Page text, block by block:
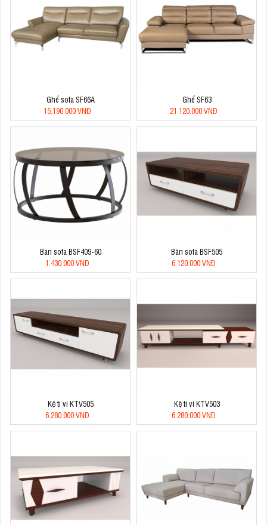
Ghế sofa SF66A
15.190.000 VNĐ
Ghế SF63
21.120.000 VNĐ
Bàn sofa BSF409-60
1.430.000 VNĐ
Bàn sofa BSF505
6.120.000 VNĐ
Kệ ti vi KTV505
6.280.000 VNĐ
Kệ ti vi KTV503
6.280.000 VNĐ